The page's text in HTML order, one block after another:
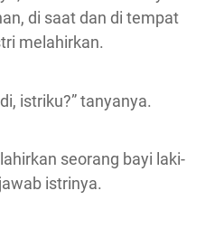
di saat dan di tempat
melahirkan.
istriku?” tanyanya.
seorang bayi laki-
istrinya.